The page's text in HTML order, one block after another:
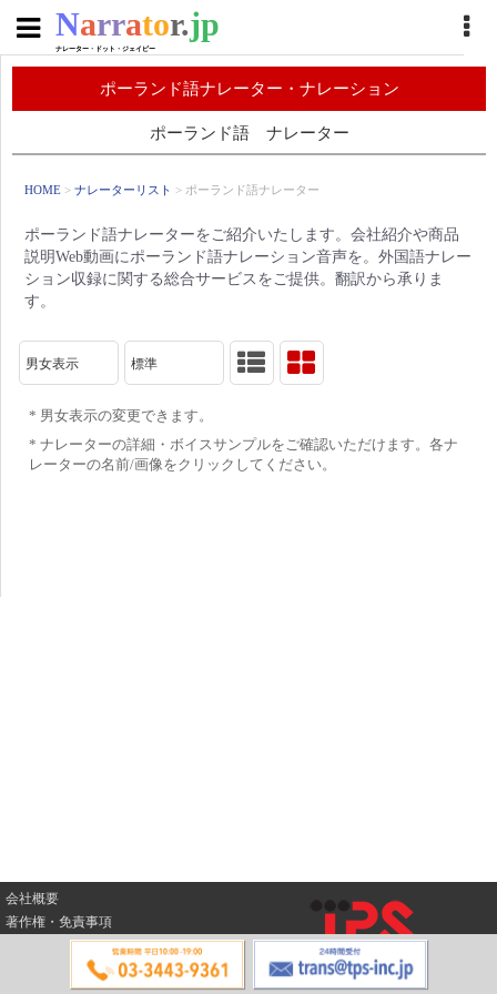
Narrator.jp
ナレーター・ドット・ジェイピー
ポーランド語ナレーター・ナレーション
ポーランド語 ナレーター
HOME> ナレーターリスト > ポーランド語ナレーター
ポーランド語ナレーターをご紹介いたします。会社紹介や商品
説明Web動画にポーランド語ナレーション音声を。外国語ナレー
ション収録に関する総合サービスをご提供。翻訳から承りま
す。
男女表示 標準
* 男女表示の変更できます。
* ナレーターの詳細・ボイスサンプルをご確認いただけます。各ナ
レーターの名前/画像をクリックしてください。
会社概要
著作権・免責事項
© 2019 株式会社TPS All Rights Reserved.